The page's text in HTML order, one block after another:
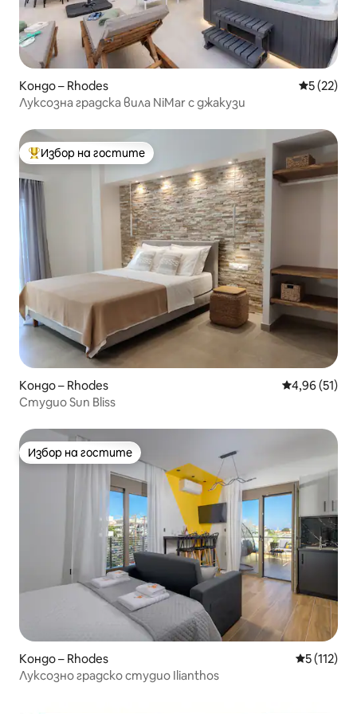
Кондо – Rhodes Средна
5 (22)
Луксозна градска вила NiMar с джакузи
Най-популярен избор на гостите
Избор на гостите
Кондо – Rhodes Средна
4,96 (51)
Студио Sun Bliss
Избор на гостите
Избор на гостите
Кондо – Rhodes Средна
5 (112)
Луксозно градско студио Ilianthos